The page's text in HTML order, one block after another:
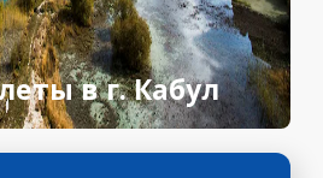
в г. Кабул